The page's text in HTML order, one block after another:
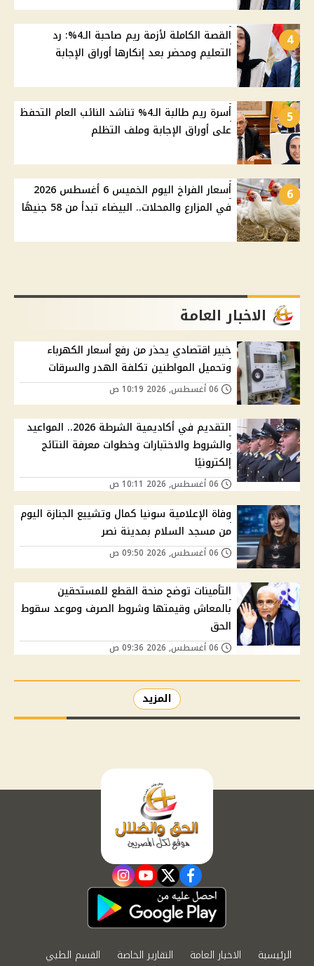
4
القصة الكاملة لأزمة ريم صاحبة الـ4%: رد
التعليم ومحضر بعد إنكارها أوراق الإجابة
5
أسرة ريم طالبة الـ4% تناشد النائب العام التحفظ
على أوراق الإجابة وملف التظلم
6
أسعار الفراخ اليوم الخميس 6 أغسطس 2026
في المزارع والمحلات.. البيضاء تبدأ من 58 جنيهًا
الاخبار العامة
خبير اقتصادي يحذر من رفع أسعار الكهرباء
وتحميل المواطنين تكلفة الهدر والسرقات
التقديم في أكاديمية الشرطة 2026.. المواعيد
والشروط والاختبارات وخطوات معرفة النتائج
إلكترونيًا
وفاة الإعلامية سونيا كمال وتشييع الجنازة اليوم
من مسجد السلام بمدينة نصر
التأمينات توضح منحة القطع للمستحقين
بالمعاش وقيمتها وشروط الصرف وموعد سقوط
الحق
المزيد
facebook
twitter
youtube
instagram
الرئيسية الاخبار العامة التقارير الخاصة القسم الطبي